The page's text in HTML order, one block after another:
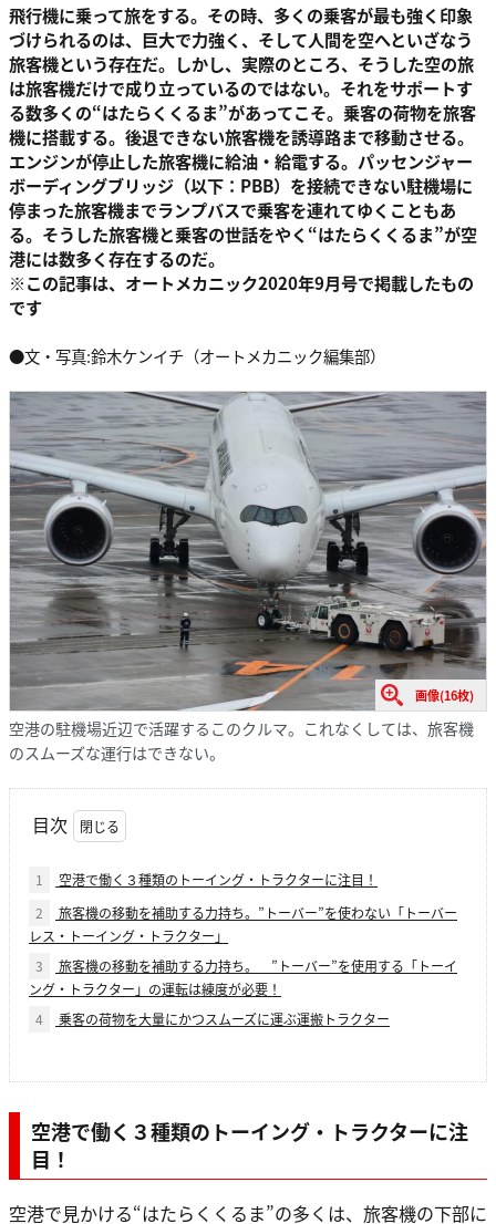
飛行機に乗って旅をする。その時、多くの乗客が最も強く印象
づけられるのは、巨大で力強く、そして人間を空へといざなう
旅客機という存在だ。しかし、実際のところ、そうした空の旅
は旅客機だけで成り立っているのではない。それをサポートす
る数多くの“はたらくくるま”があってこそ。乗客の荷物を旅客
機に搭載する。後退できない旅客機を誘導路まで移動させる。
エンジンが停止した旅客機に給油・給電する。パッセンジャー
ボーディングブリッジ（以下：PBB）を接続できない駐機場に
停まった旅客機までランプバスで乗客を連れてゆくこともあ
る。そうした旅客機と乗客の世話をやく“はたらくくるま”が空
港には数多く存在するのだ。
※この記事は、オートメカニック2020年9月号で掲載したもの
です
●文・写真:鈴木ケンイチ（オートメカニック編集部）
画像(16枚)
空港の駐機場近辺で活躍するこのクルマ。これなくしては、旅客機
のスムーズな運行はできない。
目次
1
空港で働く３種類のトーイング・トラクターに注目！
2
旅客機の移動を補助する力持ち。”トーバー”を使わない「トーバー
レス・トーイング・トラクター」
3
旅客機の移動を補助する力持ち。 ”トーバー”を使用する「トーイ
ング・トラクター」の運転は練度が必要！
4
乗客の荷物を大量にかつスムーズに運ぶ運搬トラクター
空港で働く３種類のトーイング・トラクターに注
目！
空港で見かける“はたらくくるま”の多くは、旅客機の下部に